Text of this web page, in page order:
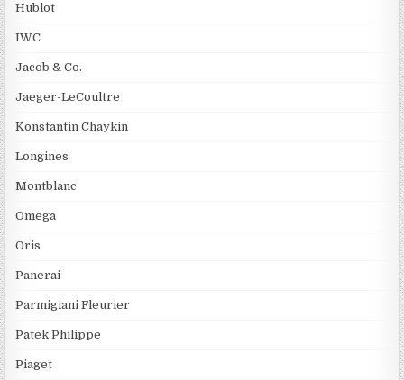
Hublot
IWC
Jacob & Co.
Jaeger-LeCoultre
Konstantin Chaykin
Longines
Montblanc
Omega
Oris
Panerai
Parmigiani Fleurier
Patek Philippe
Piaget